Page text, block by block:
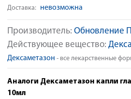
Производитель: Обновление
Действующее вещество:
Дексаметазон - все лекарственные
Доставка: невозможна
Аналоги Дексаметазон капли
10мл